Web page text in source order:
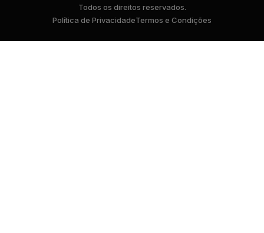
Todos os direitos reservados.
Política de PrivacidadeTermos e Condições